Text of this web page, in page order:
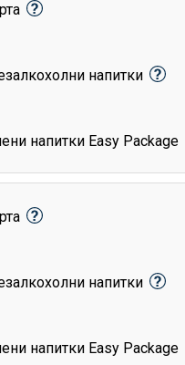
напитки
напитки Easy Package
напитки
напитки Easy Package